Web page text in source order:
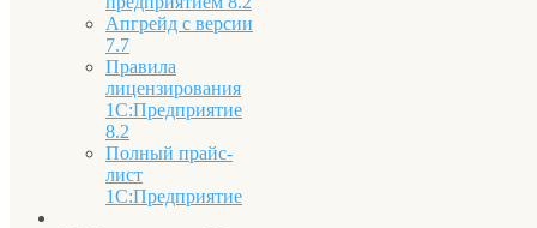
Апгрейд с версии
7.7
Правила
лицензирования
1С:Предприятие
8.2
Полный прайс-
лист
1С:Предприятие